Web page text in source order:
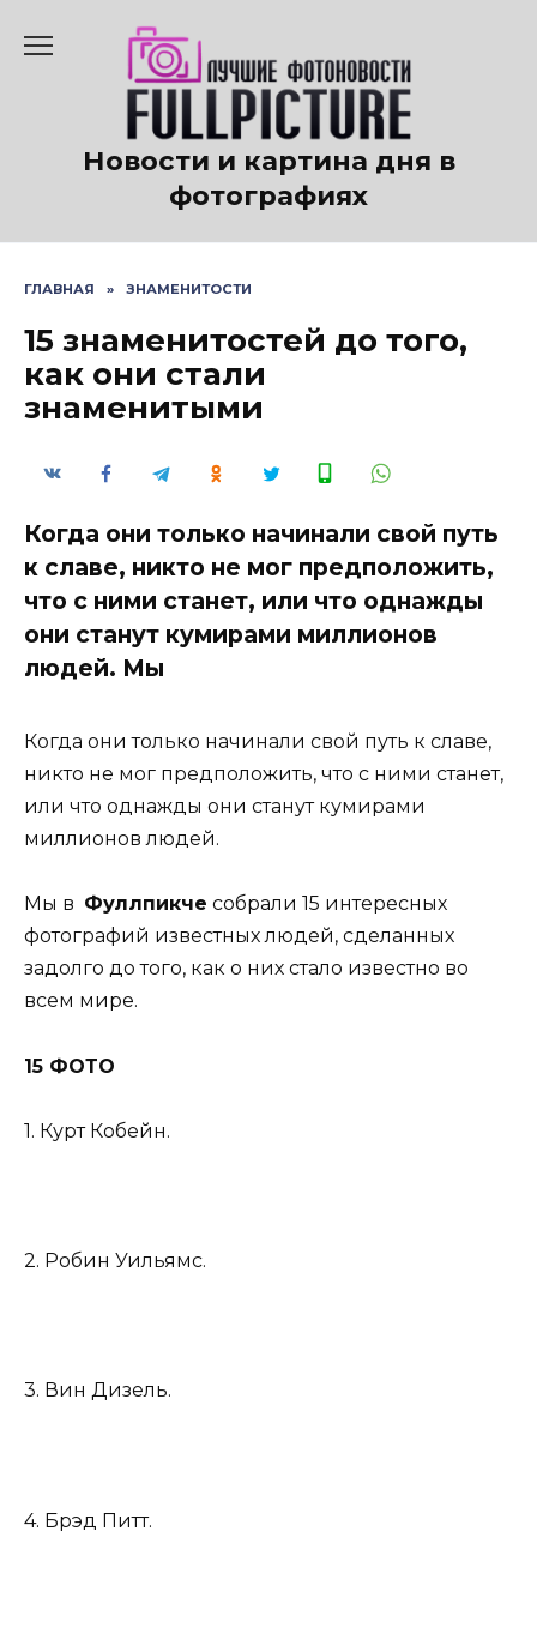
содержанию
Новости и картина дня в
фотографиях
ГЛАВНАЯ » ЗНАМЕНИТОСТИ
15 знаменитостей до того,
как они стали
знаменитыми
Когда они только начинали свой путь
к славе, никто не мог предположить,
что с ними станет, или что однажды
они станут кумирами миллионов
людей. Мы
Когда они только начинали свой путь к славе,
никто не мог предположить, что с ними станет,
или что однажды они станут кумирами
миллионов людей.
Мы в Фуллпикче собрали 15 интересных
фотографий известных людей, сделанных
задолго до того, как о них стало известно во
всем мире.
15 ФОТО
1. Курт Кобейн.
2. Робин Уильямс.
3. Вин Дизель.
4. Брэд Питт.